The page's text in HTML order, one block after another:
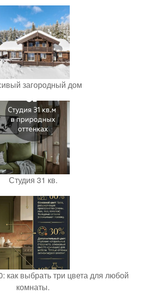
загородный дом
Студия 31 кв.
как выбрать три цвета для любой
комнаты.